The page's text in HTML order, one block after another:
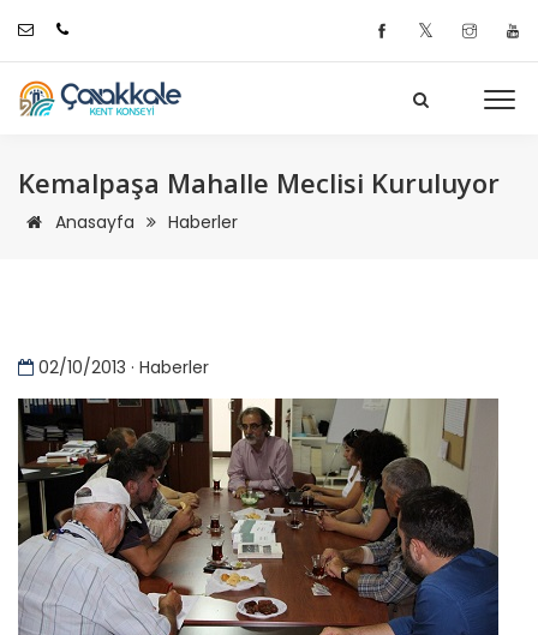
𝕏
Kemalpaşa Mahalle Meclisi Kuruluyor
Anasayfa Haberler
02/10/2013 · Haberler